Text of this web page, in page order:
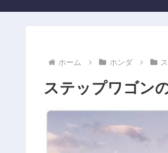
ホーム ホンダ
ステップワゴン